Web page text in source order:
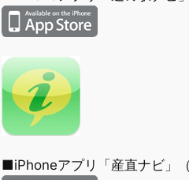
■iPhoneアプリ「産直ナビ」